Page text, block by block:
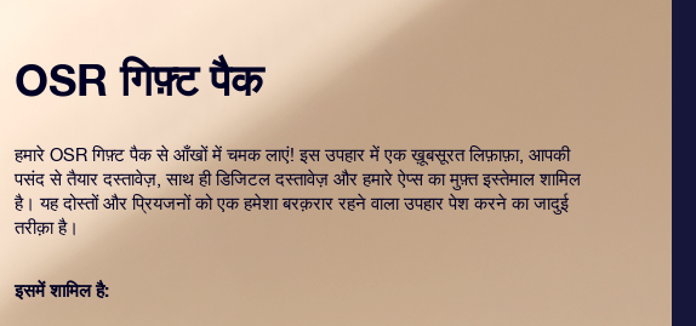
OSR गिफ़्ट पैक
हमारे OSR गिफ़्ट पैक से आँखों में चमक लाएं! इस उपहार में एक ख़ूबसूरत लिफ़ाफ़ा, आपकी
पसंद से तैयार दस्तावेज़, साथ ही डिजिटल दस्तावेज़ और हमारे ऐप्स का मुफ़्त इस्तेमाल शामिल
है। यह दोस्तों और प्रियजनों को एक हमेशा बरक़रार रहने वाला उपहार पेश करने का जादुई
तरीक़ा है।
इसमें शामिल है: